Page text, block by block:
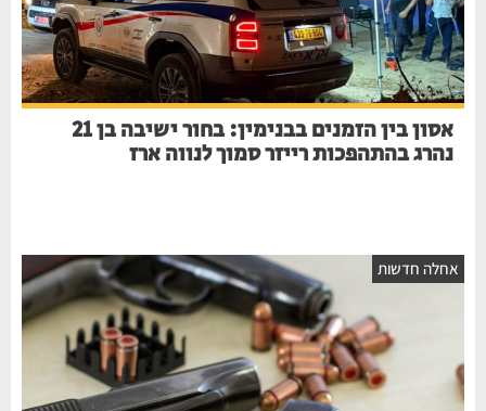
אסון בין הזמנים בבנימין: בחור ישיבה בן 21
נהרג בהתהפכות רייזר סמוך לנווה ארז
אחלה חדשות